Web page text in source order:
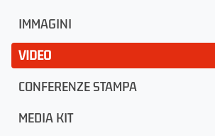
IMMAGINI
VIDEO
CONFERENZE STAMPA
MEDIA KIT